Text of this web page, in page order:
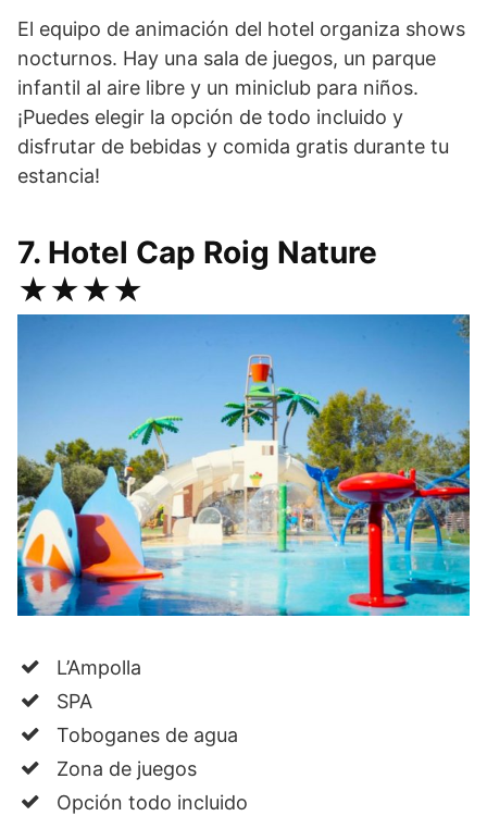
El equipo de animación del hotel organiza shows
nocturnos. Hay una sala de juegos, un parque
infantil al aire libre y un miniclub para niños.
¡Puedes elegir la opción de todo incluido y
disfrutar de bebidas y comida gratis durante tu
estancia!
7. Hotel Cap Roig Nature
★★★★
L’Ampolla
SPA
Toboganes de agua
Zona de juegos
Opción todo incluido